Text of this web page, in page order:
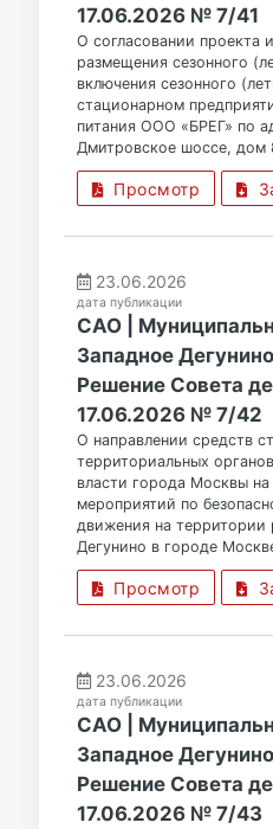
17.06.2026 № 7/41
О согласовании проекта
размещения сезонного
включения сезонного
стационарном
питания ООО «БРЕГ» по
Дмитровское шоссе, дом
Просмотр
23.06.2026
дата публикации
САО |
Западное Дегунино
Решение Совета
17.06.2026 № 7/42
О направлении средств
территориальных
власти города Москвы
мероприятий по
движения на территории
Дегунино в городе
Просмотр
23.06.2026
дата публикации
САО |
Западное Дегунино
Решение Совета
17.06.2026 № 7/43